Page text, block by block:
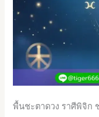
พื้นชะตาดวง ราศีพิจิก